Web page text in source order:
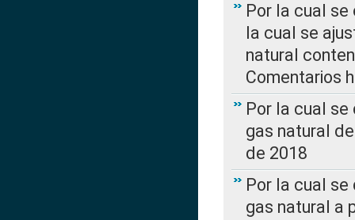
Por la cual se
la cual se
natural
Comentarios
Por la cual
gas natural
de 2018
Por la cual
gas natural a